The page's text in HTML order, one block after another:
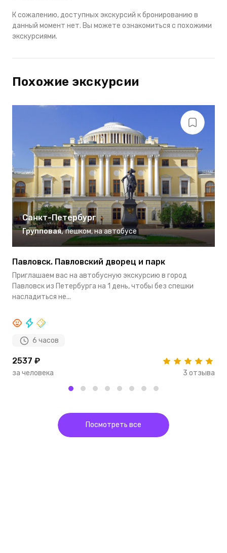
К сожалению, доступных экскурсий к бронированию в
данный момент нет. Вы можете ознакомиться с похожими
экскурсиями.
Похожие экскурсии
Санкт-Петербург
Групповая, пешком, на автобусе
Павловск. Павловский дворец и парк
Приглашаем вас на автобусную экскурсию в город
Павловск из Петербурга на 1 день, чтобы без спешки
насладиться не...
6 часов
2537 ₽
за человека 3 отзыва
Посмотреть все